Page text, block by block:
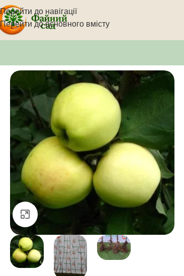
Перейти до навігації
Перейти до основного вмісту
Натисніть, щоб збільшити